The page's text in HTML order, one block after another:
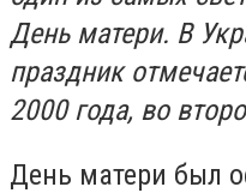
День матери. В
праздник
2000 года, во
День матери был